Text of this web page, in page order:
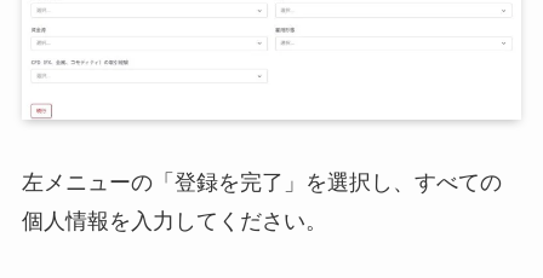
左メニューの「登録を完了」を選択し、すべての
個人情報を入力してください。